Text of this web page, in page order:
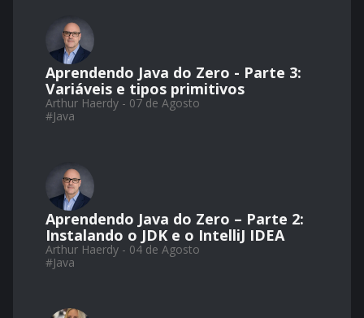
Aprendendo Java do Zero - Parte 3:
Variáveis e tipos primitivos
Arthur Haerdy - 07 de Agosto
#Java
Aprendendo Java do Zero – Parte 2:
Instalando o JDK e o IntelliJ IDEA
Arthur Haerdy - 04 de Agosto
#Java